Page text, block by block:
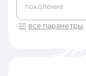
поколение
все параметры